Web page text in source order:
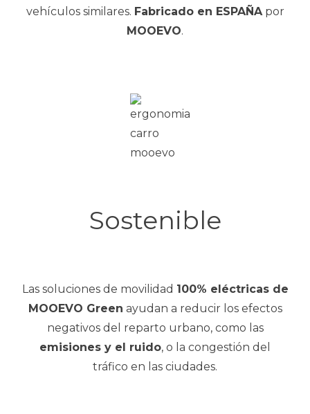
vehículos similares. Fabricado en ESPAÑApor
MOOEVO.
Sostenible
Las soluciones de movilidad 100% eléctricas de
MOOEVO Green ayudan a reducir los efectos
negativos del reparto urbano, como las
emisiones y el ruido, o la congestión del
tráfico en las ciudades.